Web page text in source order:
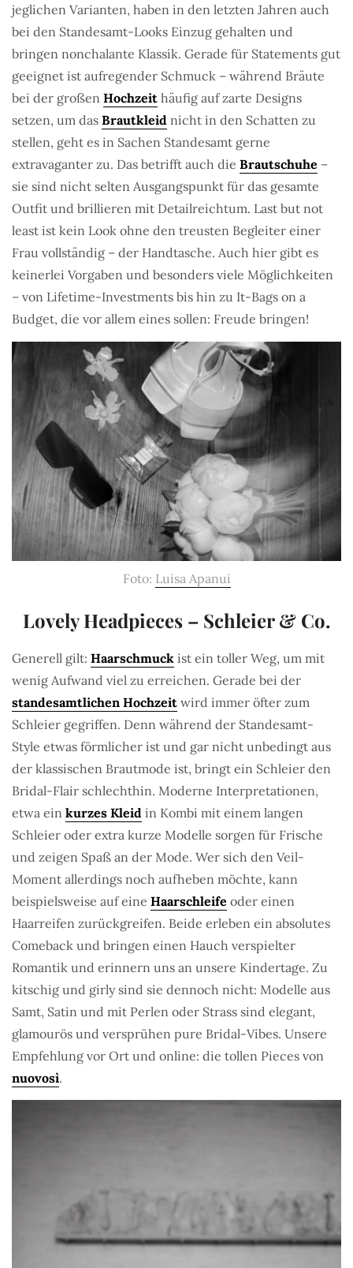
jeglichen Varianten, haben in den letzten Jahren auch
bei den Standesamt-Looks Einzug gehalten und
bringen nonchalante Klassik. Gerade für Statements gut
geeignet ist aufregender Schmuck – während Bräute
bei der großen Hochzeit häufig auf zarte Designs
setzen, um das Brautkleid nicht in den Schatten zu
stellen, geht es in Sachen Standesamt gerne
extravaganter zu. Das betrifft auch die Brautschuhe –
sie sind nicht selten Ausgangspunkt für das gesamte
Outfit und brillieren mit Detailreichtum. Last but not
least ist kein Look ohne den treusten Begleiter einer
Frau vollständig – der Handtasche. Auch hier gibt es
keinerlei Vorgaben und besonders viele Möglichkeiten
– von Lifetime-Investments bis hin zu It-Bags on a
Budget, die vor allem eines sollen: Freude bringen!
Foto: Luisa Apanui
Lovely Headpieces – Schleier & Co.
Generell gilt: Haarschmuck ist ein toller Weg, um mit
wenig Aufwand viel zu erreichen. Gerade bei der
standesamtlichen Hochzeit wird immer öfter zum
Schleier gegriffen. Denn während der Standesamt-
Style etwas förmlicher ist und gar nicht unbedingt aus
der klassischen Brautmode ist, bringt ein Schleier den
Bridal-Flair schlechthin. Moderne Interpretationen,
etwa ein kurzes Kleid in Kombi mit einem langen
Schleier oder extra kurze Modelle sorgen für Frische
und zeigen Spaß an der Mode. Wer sich den Veil-
Moment allerdings noch aufheben möchte, kann
beispielsweise auf eine Haarschleife oder einen
Haarreifen zurückgreifen. Beide erleben ein absolutes
Comeback und bringen einen Hauch verspielter
Romantik und erinnern uns an unsere Kindertage. Zu
kitschig und girly sind sie dennoch nicht: Modelle aus
Samt, Satin und mit Perlen oder Strass sind elegant,
glamourös und versprühen pure Bridal-Vibes. Unsere
Empfehlung vor Ort und online: die tollen Pieces von
nuovosì.